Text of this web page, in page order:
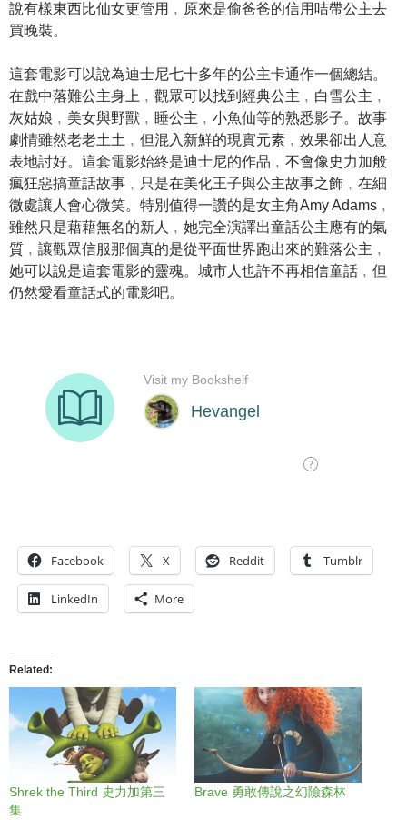
說有樣東西比仙女更管用﹐原來是偷爸爸的信用咭帶公主去
買晚裝。
這套電影可以說為迪士尼七十多年的公主卡通作一個總結。
在戲中落難公主身上﹐觀眾可以找到經典公主﹐白雪公主﹐
灰姑娘﹐美女與野獸﹐睡公主﹐小魚仙等的熟悉影子。故事
劇情雖然老老土土﹐但混入新鮮的現實元素﹐效果卻出人意
表地討好。這套電影始終是迪士尼的作品﹐不會像史力加般
瘋狂惡搞童話故事﹐只是在美化王子與公主故事之飾﹐在細
微處讓人會心微笑。特別值得一讚的是女主角Amy Adams﹐
雖然只是藉藉無名的新人﹐她完全演譯出童話公主應有的氣
質﹐讓觀眾信服那個真的是從平面世界跑出來的難落公主﹐
她可以說是這套電影的靈魂。城市人也許不再相信童話﹐但
仍然愛看童話式的電影吧。
Facebook X Reddit Tumblr
LinkedIn More
Related
Shrek the Third 史力加第三
集
Brave 勇敢傳說之幻險森林